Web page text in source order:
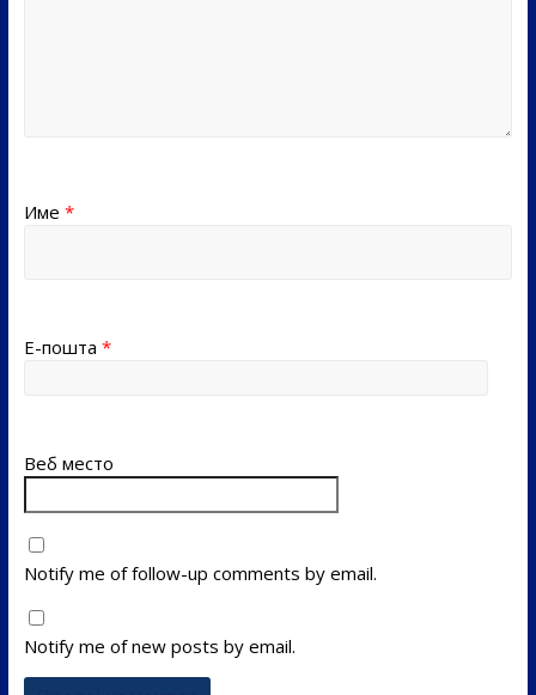
Име *
Е-пошта *
Веб место
Notify me of follow-up comments by email.
Notify me of new posts by email.